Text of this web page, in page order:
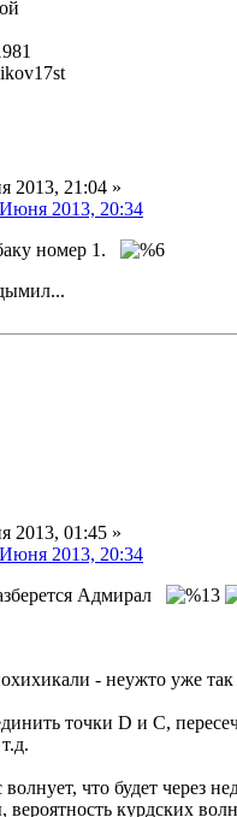
2013, 21:04 »
2013, 20:34
номер 1.
2013, 01:45 »
2013, 20:34
Адмирал
- неужто уже
точки D и С,
что будет через
вероятность курдских